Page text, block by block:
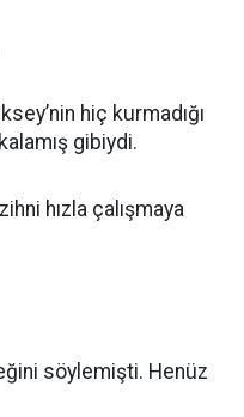
hiç kurmadığı
gibiydi.
hızla çalışmaya
söylemişti. Henüz